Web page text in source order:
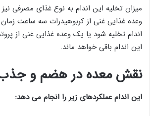
میزان تخلیه این اندام به نوع غذای مصرفی
وعده غذایی غنی از کربوهیدرات سه ساعت زمان
اندام تخلیه شود یا یک وعده غذایی غنی از
این اندام باقی خواهد ماند.
نقش معده در هضم و
این اندام عملکردهای زیر را انجام می دهد: